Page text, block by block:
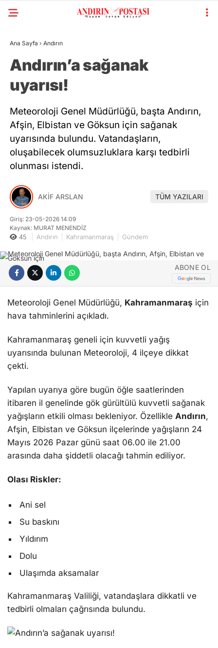
Ana Sayfa › Andırın
Andırın’a sağanak
uyarısı!
Meteoroloji Genel Müdürlüğü, başta Andırın,
Afşin, Elbistan ve Göksun için sağanak
uyarısında bulundu. Vatandaşların,
oluşabilecek olumsuzluklara karşı tedbirli
olunması istendi.
AKİF ARSLAN TÜM YAZILARI
Giriş: 23-05-2026 14:09
Kaynak: MURAT MENENDİZ
45 Andırın Kahramanmaraş Gündem
ABONE OL
Meteoroloji Genel Müdürlüğü, Kahramanmaraş için
hava tahminlerini açıkladı.
Kahramanmaraş geneli için kuvvetli yağış
uyarısında bulunan Meteoroloji, 4 ilçeye dikkat
çekti.
Yapılan uyarıya göre bugün öğle saatlerinden
itibaren il genelinde gök gürültülü kuvvetli sağanak
yağışların etkili olması bekleniyor. Özellikle Andırın,
Afşin, Elbistan ve Göksun ilçelerinde yağışların 24
Mayıs 2026 Pazar günü saat 06.00 ile 21.00
arasında daha şiddetli olacağı tahmin ediliyor.
Olası Riskler:
Ani sel
Su baskını
Yıldırım
Dolu
Ulaşımda aksamalar
Kahramanmaraş Valiliği, vatandaşlara dikkatli ve
tedbirli olmaları çağrısında bulundu.